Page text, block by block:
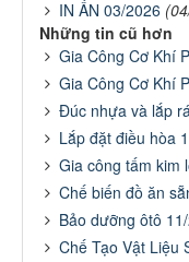
IN ẤN 03/2026
Những tin cũ hơn
Gia Công Cơ Khí
Gia Công Cơ Khí
Đúc nhựa và lắp
Lắp đặt điều hòa
Gia công tấm kim
Chế biến đồ ăn
Bảo dưỡng ôtô
Chế Tạo Vật Liệu